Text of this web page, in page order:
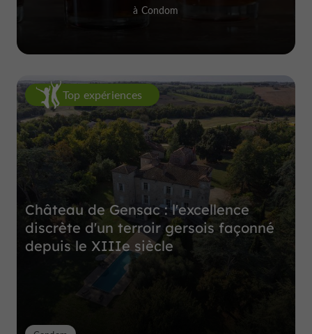
à Condom
Top expériences
Château de Gensac : l'excellence
discrète d'un terroir gersois façonné
depuis le XIIIe siècle